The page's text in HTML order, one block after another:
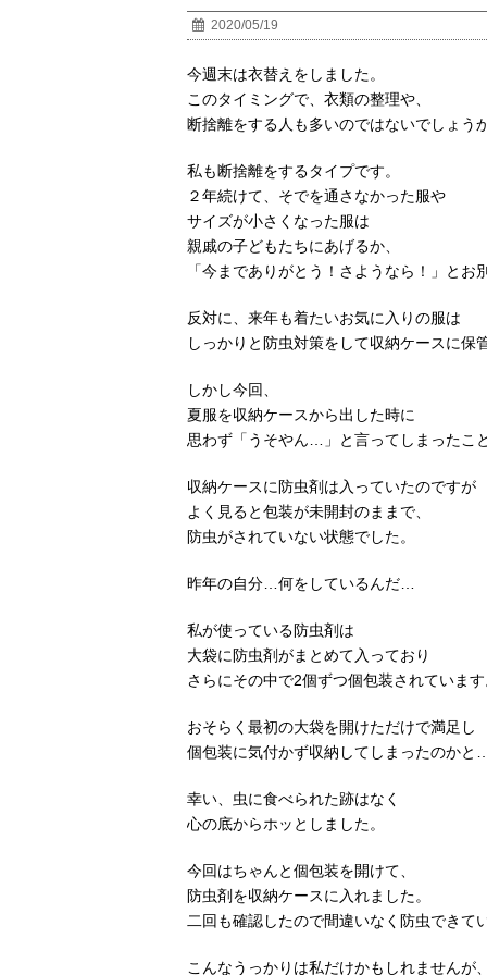
2020/05/19
今週末は衣替えをしました。
このタイミングで、衣類の整理や、
断捨離をする人も多いのではないでしょうか
私も断捨離をするタイプです。
２年続けて、そでを通さなかった服や
サイズが小さくなった服は
親戚の子どもたちにあげるか、
「今までありがとう！さようなら！」とお
反対に、来年も着たいお気に入りの服は
しっかりと防虫対策をして収納ケースに保管
しかし今回、
夏服を収納ケースから出した時に
思わず「うそやん…」と言ってしまったこ
収納ケースに防虫剤は入っていたのですが
よく見ると包装が未開封のままで、
防虫がされていない状態でした。
昨年の自分…何をしているんだ…
私が使っている防虫剤は
大袋に防虫剤がまとめて入っており
さらにその中で2個ずつ個包装されています
おそらく最初の大袋を開けただけで満足し
個包装に気付かず収納してしまったのかと
幸い、虫に食べられた跡はなく
心の底からホッとしました。
今回はちゃんと個包装を開けて、
防虫剤を収納ケースに入れました。
二回も確認したので間違いなく防虫できて
こんなうっかりは私だけかもしれませんが、